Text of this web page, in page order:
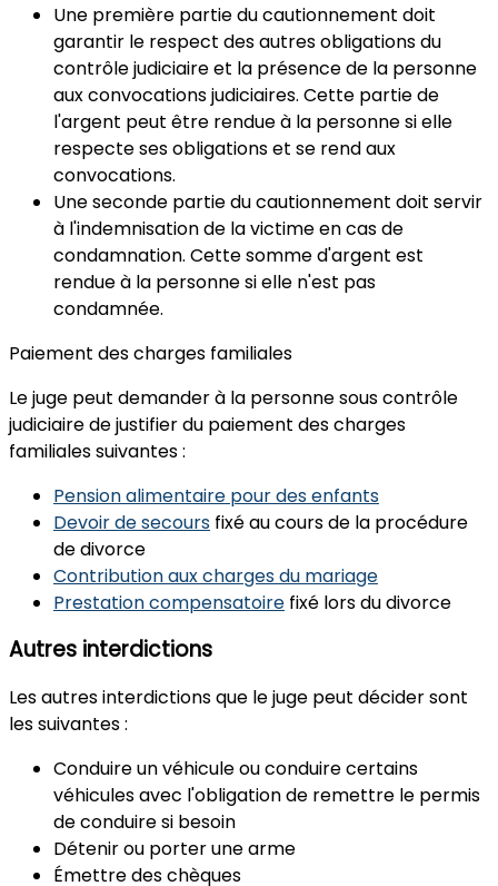
Une première partiedu cautionnement doit
garantir le respect des autres obligationsdu
contrôle judiciaire et la présence de la personne
aux convocations judiciaires. Cette partie de
l'argent peut être rendue à la personne si elle
respecte ses obligations et se rend aux
convocations.
Une seconde partiedu cautionnement doit servir
à l'indemnisationde la victime en cas de
condamnation. Cette somme d'argent est
rendue à la personne si elle n'est pas
condamnée.
Paiement des charges familiales
Le juge peut demander à la personne sous contrôle
judiciairede justifier du paiement des charges
familialessuivantes :
Pension alimentaire pour des enfants
Devoir de secours fixé au cours de la procédure
de divorce
Contribution aux charges du mariage
Prestation compensatoire fixé lors du divorce
Autres interdictions
Les autres interdictionsque le juge peut décider sont
les suivantes :
Conduire un véhicule ou conduire certains
véhicules avec l'obligation de remettre le permis
de conduire si besoin
Détenir ou porter une arme
Émettre des chèques